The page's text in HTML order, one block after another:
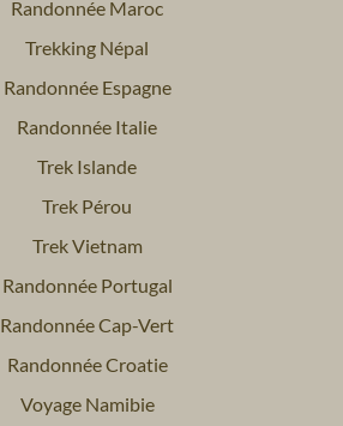
Randonnée Maroc
Trekking Népal
Randonnée Espagne
Randonnée Italie
Trek Islande
Trek Pérou
Trek Vietnam
Randonnée Portugal
Randonnée Cap-Vert
Randonnée Croatie
Voyage Namibie